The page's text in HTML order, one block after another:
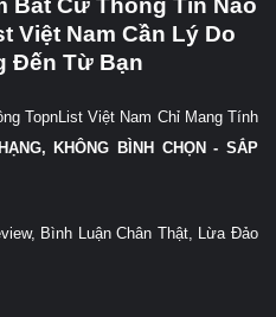
Bất Cứ Thông Tin Nào
Việt Nam Cần Lý Do
Đến Từ Bạn
TopnList Việt Nam Chỉ Mang Tính
KHÔNG BÌNH CHỌN - SẮP
Bình Luận Chân Thật, Lừa Đảo